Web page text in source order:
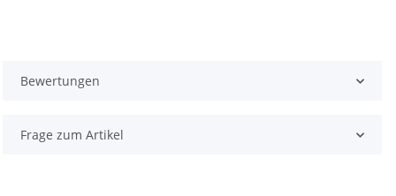
Bewertungen
Frage zum Artikel